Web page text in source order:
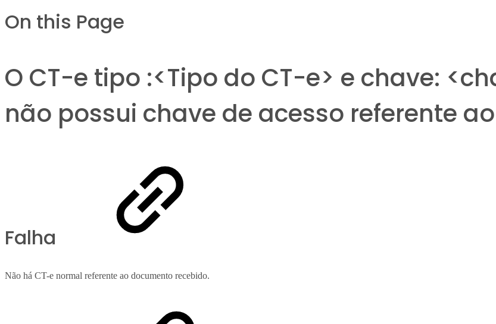
On this Page
O CT-e tipo :<Tipo do CT-e> e chave:
não possui chave de acesso referente
Falha
Não há CT-e normal referente ao documento recebido.